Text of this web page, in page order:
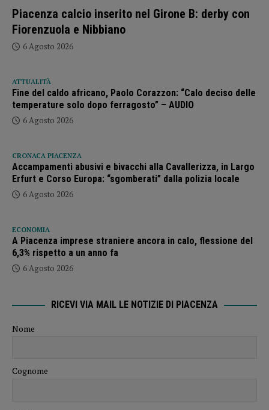
Piacenza calcio inserito nel Girone B: derby con
Fiorenzuola e Nibbiano
6 Agosto 2026
ATTUALITÀ
Fine del caldo africano, Paolo Corazzon: “Calo deciso delle
temperature solo dopo ferragosto” – AUDIO
6 Agosto 2026
CRONACA PIACENZA
Accampamenti abusivi e bivacchi alla Cavallerizza, in Largo
Erfurt e Corso Europa: “sgomberati” dalla polizia locale
6 Agosto 2026
ECONOMIA
A Piacenza imprese straniere ancora in calo, flessione del
6,3% rispetto a un anno fa
6 Agosto 2026
RICEVI VIA MAIL LE NOTIZIE DI PIACENZA
Nome
Cognome